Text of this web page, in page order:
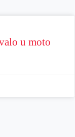
u moto